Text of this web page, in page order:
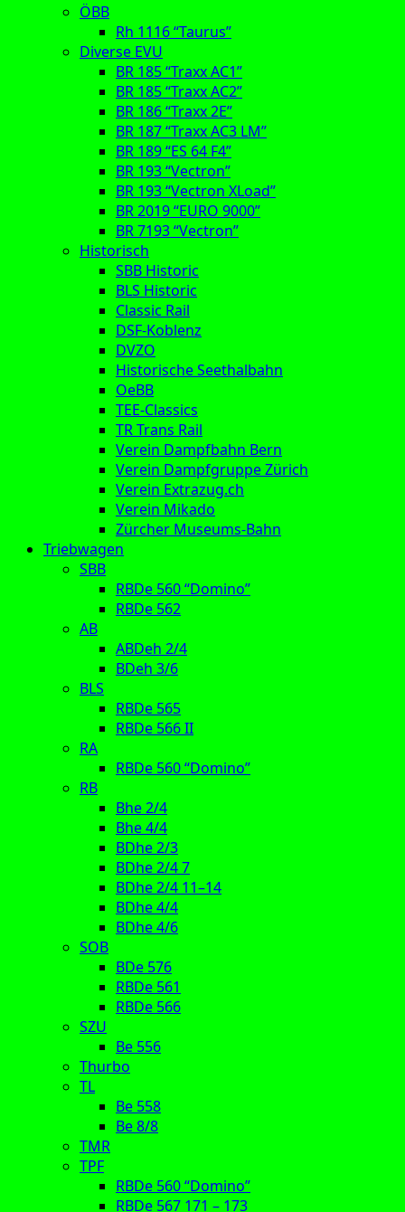
ÖBB
Rh 1116 “Taurus”
Diverse EVU
BR 185 “Traxx AC1”
BR 185 “Traxx AC2”
BR 186 “Traxx 2E”
BR 187 “Traxx AC3 LM”
BR 189 “ES 64 F4”
BR 193 “Vectron”
BR 193 “Vectron XLoad”
BR 2019 “EURO 9000”
BR 7193 “Vectron”
Historisch
SBB Historic
BLS Historic
Classic Rail
DSF-Koblenz
DVZO
Historische Seethalbahn
OeBB
TEE-Classics
TR Trans Rail
Verein Dampfbahn Bern
Verein Dampfgruppe Zürich
Verein Extrazug.ch
Verein Mikado
Zürcher Museums-Bahn
Triebwagen
SBB
RBDe 560 “Domino”
RBDe 562
AB
ABDeh 2/4
BDeh 3/6
BLS
RBDe 565
RBDe 566 II
RA
RBDe 560 “Domino”
RB
Bhe 2/4
Bhe 4/4
BDhe 2/3
BDhe 2/4 7
BDhe 2/4 11–14
BDhe 4/4
BDhe 4/6
SOB
BDe 576
RBDe 561
RBDe 566
SZU
Be 556
Thurbo
TL
Be 558
Be 8/8
TMR
TPF
RBDe 560 “Domino”
RBDe 567 171 – 173